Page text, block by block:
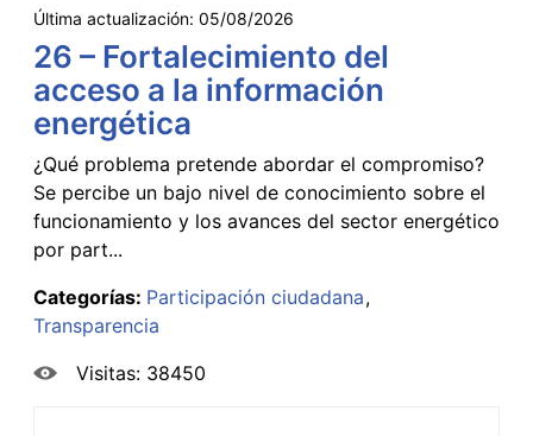
Última actualización: 05/08/2026
26 – Fortalecimiento del
acceso a la información
energética
¿Qué problema pretende abordar el compromiso?
Se percibe un bajo nivel de conocimiento sobre el
funcionamiento y los avances del sector energético
por part...
Categorías: Participación ciudadana
Transparencia
Visitas: 38450